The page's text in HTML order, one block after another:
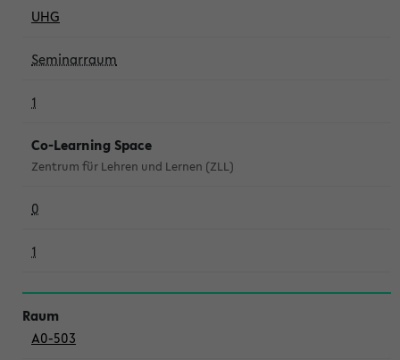
UHG
Seminarraum
1
Co-Learning Space
Zentrum für Lehren und Lernen (ZLL)
0
1
A0-503